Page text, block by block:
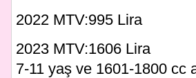
2022 MTV:995 Lira
2023 MTV:1606 Lira
7-11 yaş ve 1601-1800 cc